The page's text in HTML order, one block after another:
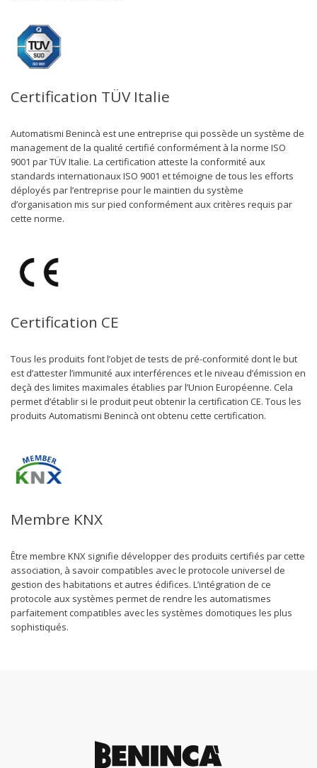
Certification TÜV Italie
Automatismi Benincà est une entreprise qui possède un système de
management de la qualité certifié conformément à la norme ISO
9001 par TÜV Italie. La certification atteste la conformité aux
standards internationaux ISO 9001 et témoigne de tous les efforts
déployés par l’entreprise pour le maintien du système
d’organisation mis sur pied conformément aux critères requis par
cette norme.
Certification CE
Tous les produits font l’objet de tests de pré-conformité dont le but
est d’attester l’immunité aux interférences et le niveau d’émission en
deçà des limites maximales établies par l’Union Européenne. Cela
permet d’établir si le produit peut obtenir la certification CE. Tous les
produits Automatismi Benincà ont obtenu cette certification.
Membre KNX
Être membre KNX signifie développer des produits certifiés par cette
association, à savoir compatibles avec le protocole universel de
gestion des habitations et autres édifices. L’intégration de ce
protocole aux systèmes permet de rendre les automatismes
parfaitement compatibles avec les systèmes domotiques les plus
sophistiqués.